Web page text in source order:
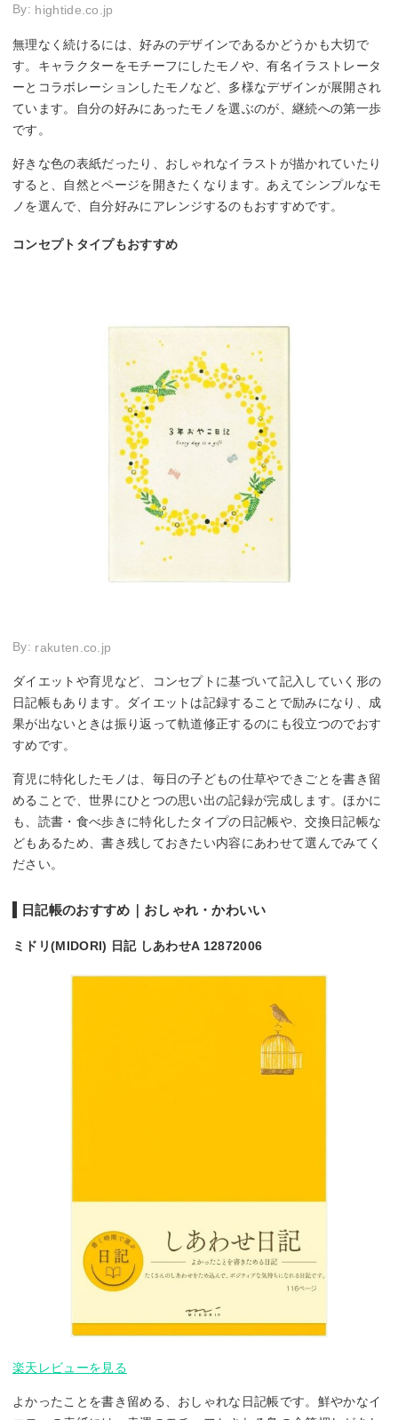
By: hightide.co.jp
無理なく続けるには、好みのデザインであるかどうかも大切で
す。キャラクターをモチーフにしたモノや、有名イラストレータ
ーとコラボレーションしたモノなど、多様なデザインが展開され
ています。自分の好みにあったモノを選ぶのが、継続への第一歩
です。
好きな色の表紙だったり、おしゃれなイラストが描かれていたり
すると、自然とページを開きたくなります。あえてシンプルなモ
ノを選んで、自分好みにアレンジするのもおすすめです。
コンセプトタイプもおすすめ
By: rakuten.co.jp
ダイエットや育児など、コンセプトに基づいて記入していく形の
日記帳もあります。ダイエットは記録することで励みになり、成
果が出ないときは振り返って軌道修正するのにも役立つのでおす
すめです。
育児に特化したモノは、毎日の子どもの仕草やできごとを書き留
めることで、世界にひとつの思い出の記録が完成します。ほかに
も、読書・食べ歩きに特化したタイプの日記帳や、交換日記帳な
どもあるため、書き残しておきたい内容にあわせて選んでみてく
ださい。
日記帳のおすすめ｜おしゃれ・かわいい
ミドリ(MIDORI) 日記 しあわせA 12872006
楽天レビューを見る
よかったことを書き留める、おしゃれな日記帳です。鮮やかなイ